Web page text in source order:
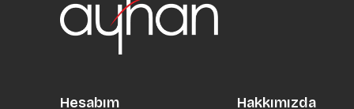
Hesabım Hakkımızda